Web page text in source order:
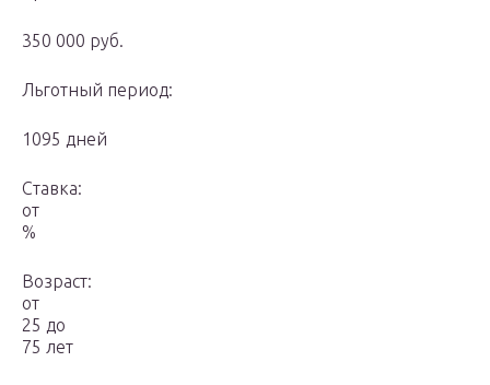
350 000 руб.
Льготный период:
1095 дней
Ставка:
от
%
Возраст:
от
25 до
75 лет